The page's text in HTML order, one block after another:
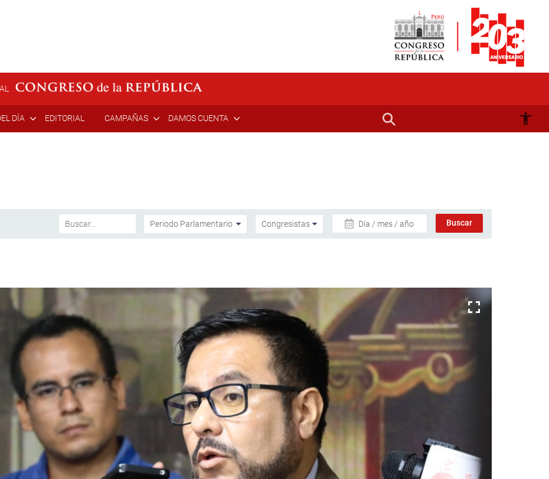
DÍA EDITORIAL CAMPAÑAS DAMOS CUENTA
Día / mes / año